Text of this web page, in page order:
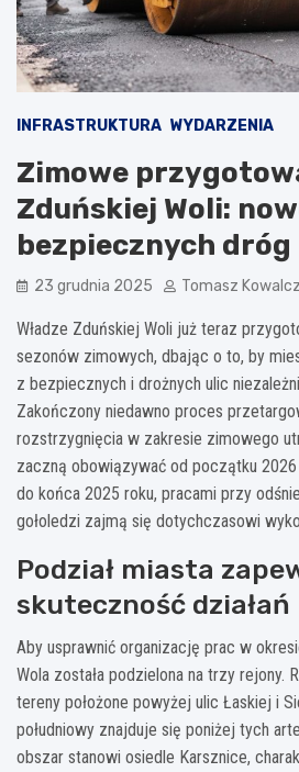
INFRASTRUKTURA WYDARZENIA
Zimowe
Zduńskiej Woli:
bezpiecznych dróg
23 grudnia 2025 Tomasz
Władze Zduńskiej Woli już teraz
sezonów zimowych, dbając o to, by
z bezpiecznych i drożnych ulic
Zakończony niedawno proces
rozstrzygnięcia w zakresie zimowego
zaczną obowiązywać od początku
do końca 2025 roku, pracami przy
gołoledzi zajmą się dotychczasowi
Podział miasta
skuteczność działań
Aby usprawnić organizację prac w
Wola została podzielona na trzy rejony.
tereny położone powyżej ulic Łaskiej i
południowy znajduje się poniżej tych
obszar stanowi osiedle Karsznice,